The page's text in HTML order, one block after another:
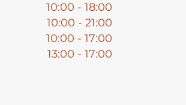
10:00 - 18:00
10:00 - 21:00
10:00 - 17:00
13:00 - 17:00